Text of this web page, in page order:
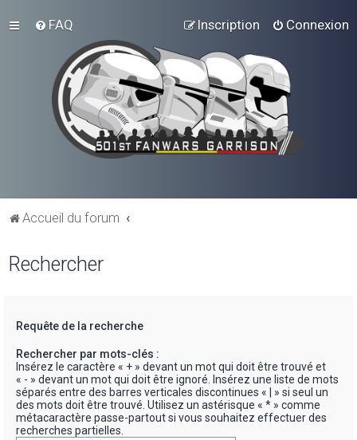
FAQ Connexion
Inscription
Accueil du forum
Rechercher
Requête de la recherche
Rechercher par mots-clés :
Insérez le caractère « + » devant un mot qui doit être trouvé et
« - » devant un mot qui doit être ignoré. Insérez une liste de mots
séparés entre des barres verticales discontinues « | » si seul un
des mots doit être trouvé. Utilisez un astérisque « * » comme
métacaractère passe-partout si vous souhaitez effectuer des
recherches partielles.